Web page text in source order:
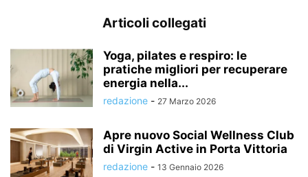
Articoli collegati
Yoga, pilates e respiro: le
pratiche migliori per recuperare
energia nella...
redazione - 27 Marzo 2026
Apre nuovo Social Wellness Club
di Virgin Active in Porta Vittoria
redazione - 13 Gennaio 2026